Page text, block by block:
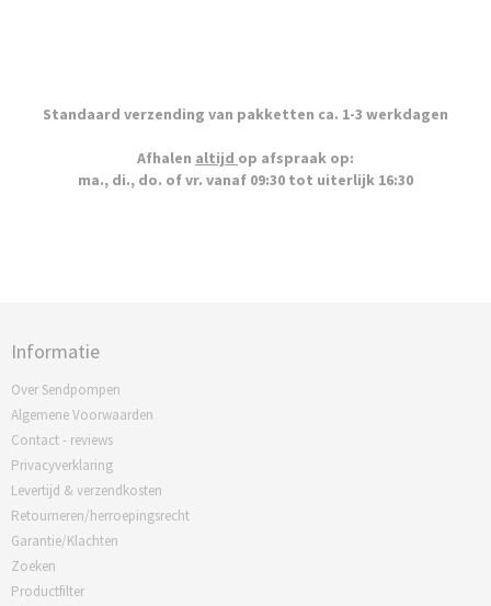
Standaard verzending van pakketten ca. 1-3 werkdagen
Afhalen altijd op afspraak op:
ma., di., do. of vr. vanaf 09:30 tot uiterlijk 16:30
Informatie
Over Sendpompen
Algemene Voorwaarden
Contact - reviews
Privacyverklaring
Levertijd & verzendkosten
Retourneren/herroepingsrecht
Garantie/Klachten
Zoeken
Productfilter